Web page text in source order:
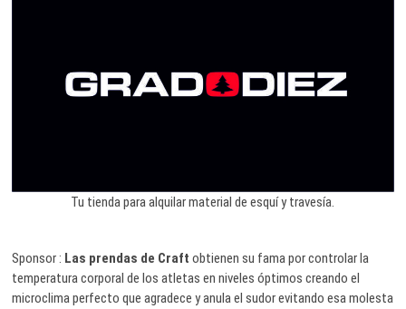
Tu tienda para alquilar material de esquí y travesía.
Sponsor : Las prendas de Craft obtienen su fama por controlar la
temperatura corporal de los atletas en niveles óptimos creando el
microclima perfecto que agradece y anula el sudor evitando esa molesta